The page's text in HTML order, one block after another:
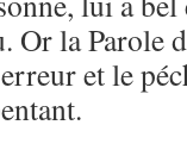
Or la Parole
et le